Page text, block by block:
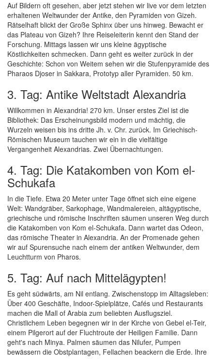
Auf Bildern oft gesehen, aber jetzt stehen wir live vor dem letzten
erhaltenen Weltwunder der Antike, den Pyramiden von Gizeh.
Rätselhaft blickt der Große Sphinx über uns hinweg. Bewacht er
das Plateau von Gizeh? Ihre Reiseleiterin kennt den Stand der
Forschung. Mittags lassen wir uns kleine ägyptische
Köstlichkeiten schmecken. Dann geht es weiter zurück in der
Geschichte: Schon von Weitem sehen wir die Stufenpyramide des
Pharaos Djoser in Sakkara, Prototyp aller Pyramiden. 50 km.
3. Tag: Antike Weltstadt Alexandria
Willkommen in Alexandria! 270 km. Unser erstes Ziel ist die
Bibliothek: Das Erscheinungsbild modern und mächtig, die
Wurzeln weisen bis ins dritte Jh. v. Chr. zurück. Im Griechisch-
Römischen Museum tauchen wir ein in die vielfältige
Vergangenheit Alexandrias. Zwei Übernachtungen.
4. Tag: Die Katakomben von Kom el-
Schukafa
In die Tiefe. Etwa 20 Meter unter Tage öffnet sich eine eigene
Welt: Wandgräber, Sarkophage, Wandmalereien, altägyptische,
griechische und römische Inschriften säumen unseren Weg durch
die Katakomben von Kom el-Schukafa. Dann wartet das Odeon,
das römische Theater in Alexandria. An der Promenade gehen
wir auf Spurensuche nach einem der antiken Weltwunder, dem
Leuchtturm von Pharos.
5. Tag: Auf nach Mittelägypten!
Es geht südwärts, am Nil entlang. Zwischenstopp im Alltagsleben:
Über 400 Geschäfte, Indoor-Spielplätze, Cafés und Restaurants
machen die Mall of Arabia zum beliebten Ausflugsziel.
Christlichem Leben begegnen wir in der Kirche von Gebel el-Teir,
einem Pilgerort auf der Fluchtroute der Heiligen Familie. Dann
geht's nach Minya. Palmen säumen das Nilufer, Pumpen
bewässern die Obstplantagen, Fellachen beackern die Erde. Ihre